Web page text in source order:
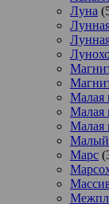
Луна
Малая
Малая
Малая
Малый
Марс